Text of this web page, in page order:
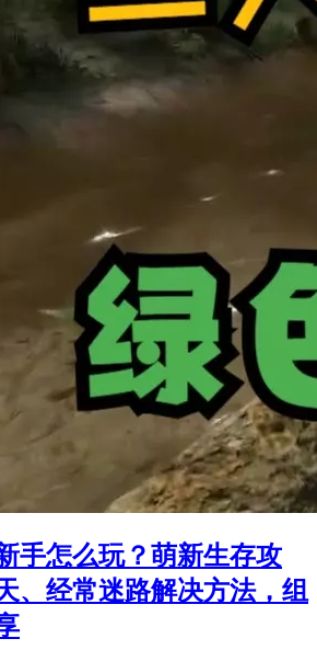
手怎么玩？萌新生存攻
、经常迷路解决方法，组